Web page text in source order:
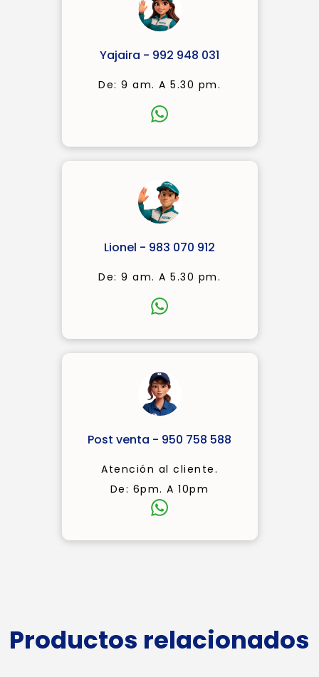
Yajaira - 992 948 031
De: 9 am. A 5.30 pm.
Lionel - 983 070 912
De: 9 am. A 5.30 pm.
Post venta - 950 758 588
Atención al cliente.
De: 6pm. A 10pm
Productos relacionados